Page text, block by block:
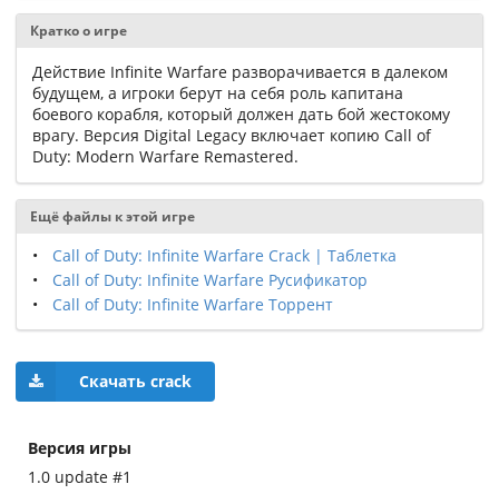
Кратко о игре
Действие Infinite Warfare разворачивается в далеком
будущем, а игроки берут на себя роль капитана
боевого корабля, который должен дать бой жестокому
врагу. Версия Digital Legacy включает копию Call of
Duty: Modern Warfare Remastered.
Ещё файлы к этой игре
Call of Duty: Infinite Warfare Crack | Таблетка
Call of Duty: Infinite Warfare Русификатор
Call of Duty: Infinite Warfare Торрент
Скачать crack
Версия игры
1.0 update #1